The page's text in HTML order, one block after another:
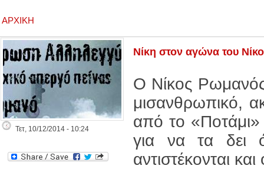
ΑΡΧΙΚΉ
Τετ, 10/12/2014 - 10:24
Νίκη στον αγώνα του
Ο Νίκος
μισανθρωπικό,
από το «Ποτάμι»
για να τα δει
αντιστέκονται